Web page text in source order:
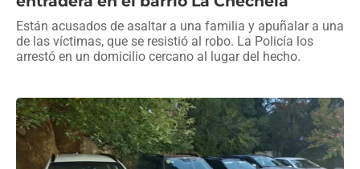
Están acusados de asaltar a una familia y apuñalar a una
de las víctimas, que se resistió al robo. La Policía los
arrestó en un domicilio cercano al lugar del hecho.